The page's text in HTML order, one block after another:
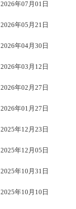
2026年07月01日
2026年05月21日
2026年04月30日
2026年03月12日
2026年02月27日
2026年01月27日
2025年12月23日
2025年12月05日
2025年10月31日
2025年10月10日